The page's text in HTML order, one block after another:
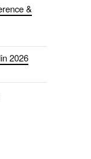
&
2026